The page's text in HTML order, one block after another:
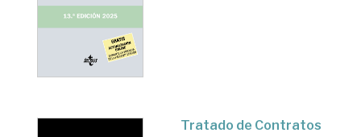
Tratado de Contratos